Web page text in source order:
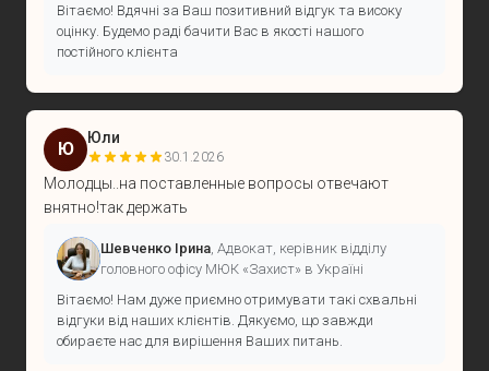
Вітаємо! Вдячні за Ваш позитивний відгук та високу
оцінку. Будемо раді бачити Вас в якості нашого
постійного клієнта
Ю
Юли
30.1.2026
Молодцы..на поставленные вопросы отвечают
внятно!так держать
Шевченко Ірина , Адвокат, керівник відділу
головного офісу МЮК «Захист» в Україні
Вітаємо! Нам дуже приємно отримувати такі схвальні
відгуки від наших клієнтів. Дякуємо, що завжди
обираєте нас для вирішення Ваших питань.